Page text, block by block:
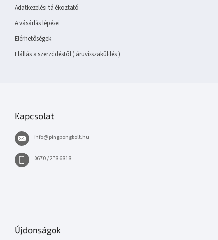
Adatkezelési tájékoztató
A vásárlás lépései
Elérhetőségek
Elállás a szerződéstől ( áruvisszaküldés )
Kapcsolat
info@pingpongbolt.hu
0670 / 278 6818
Újdonságok